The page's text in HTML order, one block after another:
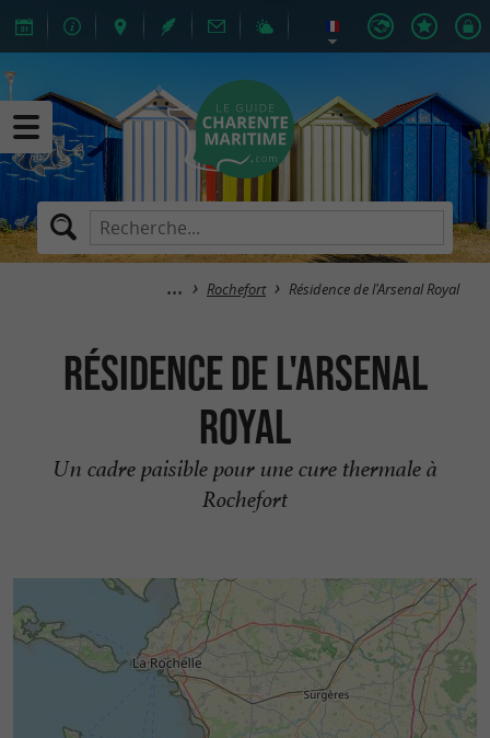
Rochefort Résidence de l'Arsenal Royal
Résidence de l'Arsenal
Royal
Un cadre paisible pour une cure thermale à
Rochefort